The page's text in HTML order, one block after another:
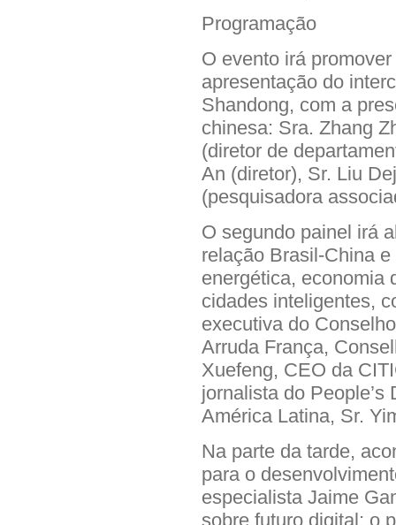
Programação
O evento irá
apresentação do
Shandong, com a
chinesa: Sra. Zhang
(diretor de
An (diretor), Sr. Liu
(pesquisadora
O segundo painel irá
relação Brasil-China
energética, economia
cidades inteligentes,
executiva do
Arruda França,
Xuefeng, CEO da
jornalista do
América Latina, Sr.
Na parte da tarde,
para o
especialista Jaime
sobre futuro digital; o